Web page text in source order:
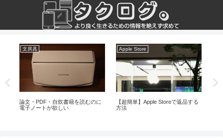
文房具
論文・PDF・自炊書籍を読むのに
電子ノートが欲しい
Apple Store
【超簡単】Apple Storeで返品する
方法